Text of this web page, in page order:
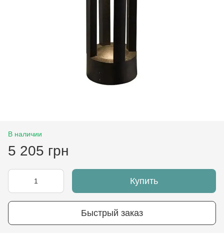
В наличии
5 205 грн
Купить
Быстрый заказ